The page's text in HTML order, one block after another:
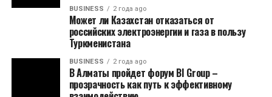
BUSINESS 2 года ago
Может ли Казахстан отказаться от
российских электроэнергии и газа в пользу
Туркменистана
BUSINESS 2 года ago
В Алматы пройдет форум BI Group –
прозрачность как путь к эффективному